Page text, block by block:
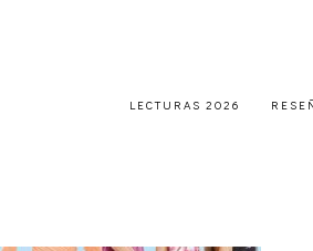
LECTURAS 2026